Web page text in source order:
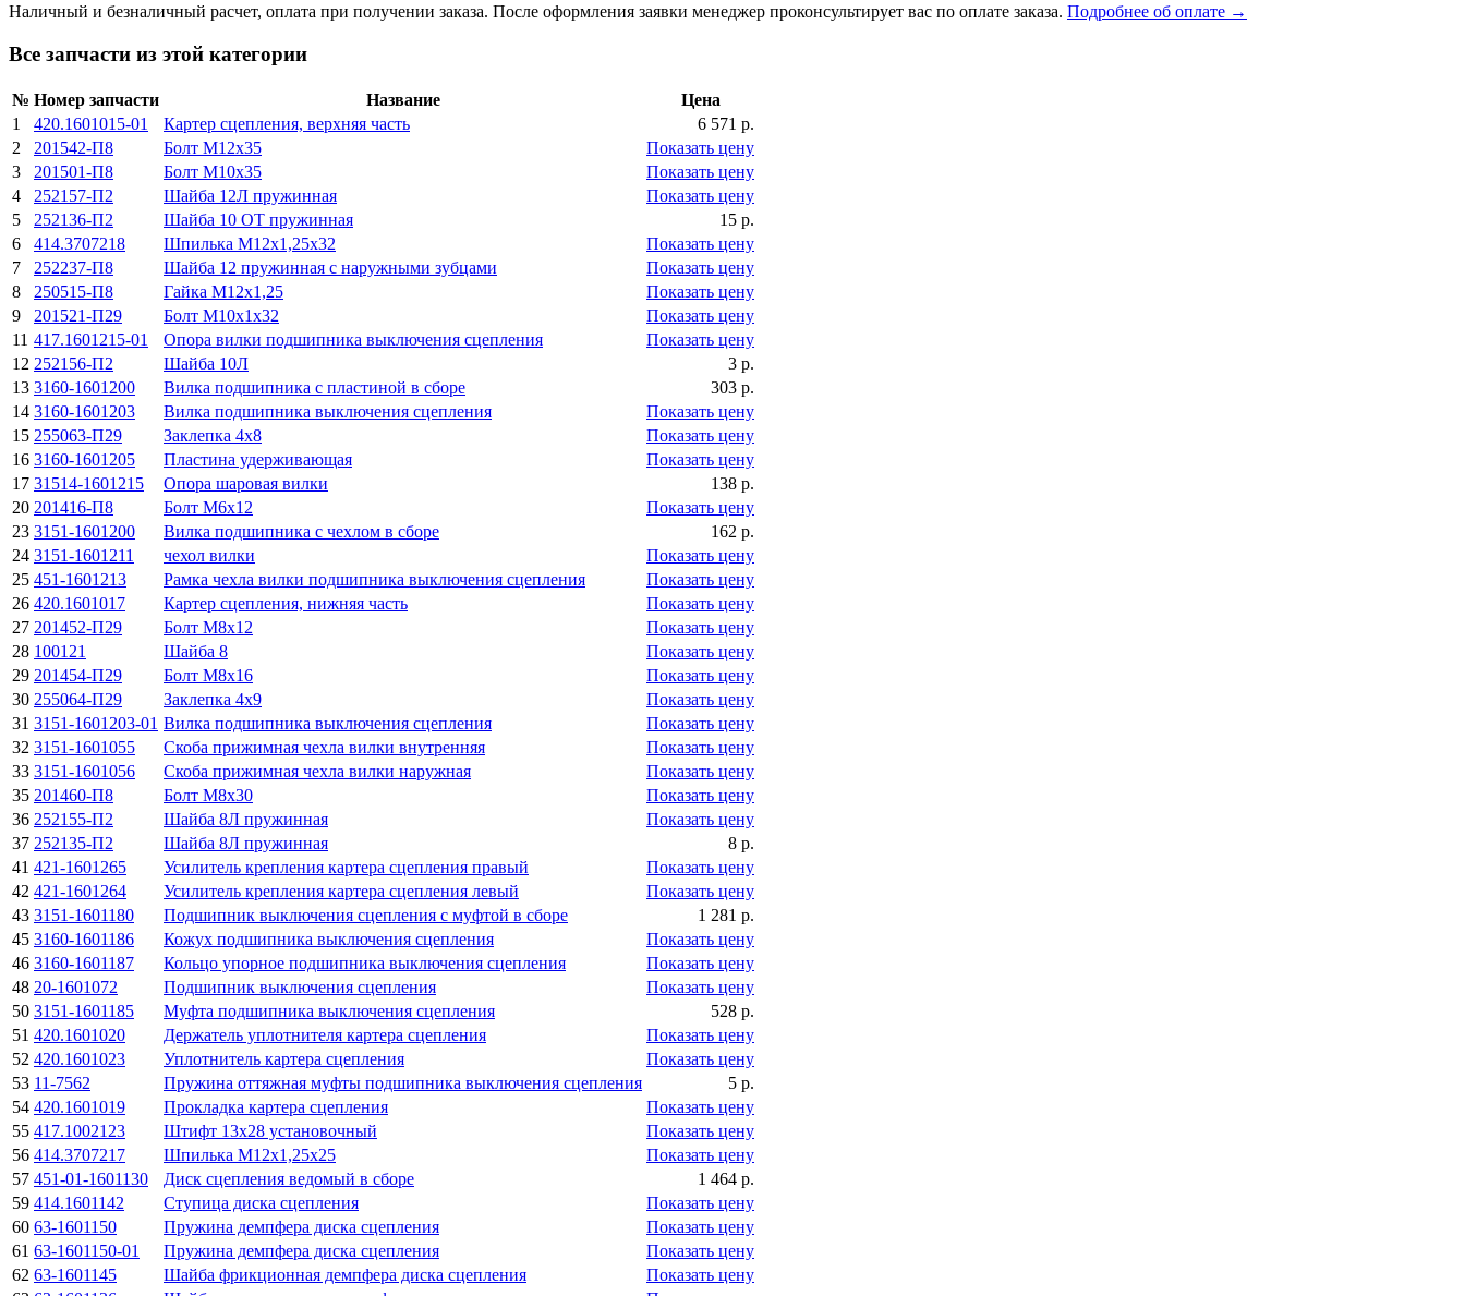
Наличный и безналичный расчет, оплата при получении заказа. После оформления заявки менеджер проконсультирует вас по оплате заказа. Подробнее об оплате →
Все запчасти из этой категории
№ Номер запчасти Название
Цена
1
420.1601015-01 Картер сцепления, верхняя часть
6 571 р.
2
201542-П8 Болт М12х35
Показать цену
3
201501-П8 Болт М10х35
Показать цену
4
252157-П2 Шайба 12Л пружинная
Показать цену
5
252136-П2 Шайба 10 ОТ пружинная
15 р.
6
414.3707218 Шпилька М12х1,25х32
Показать цену
7
252237-П8 Шайба 12 пружинная с наружными зубцами
Показать цену
8
250515-П8 Гайка М12х1,25
Показать цену
9
201521-П29 Болт М10х1х32
Показать цену
11 417.1601215-01 Опора вилки подшипника выключения сцепления
Показать цену
12 252156-П2 Шайба 10Л
3 р.
13 3160-1601200 Вилка подшипника с пластиной в сборе
303 р.
14 3160-1601203 Вилка подшипника выключения сцепления
Показать цену
15 255063-П29 Заклепка 4х8
Показать цену
16 3160-1601205 Пластина удерживающая
Показать цену
17 31514-1601215 Опора шаровая вилки
138 р.
20 201416-П8 Болт М6х12
Показать цену
23 3151-1601200 Вилка подшипника с чехлом в сборе
162 р.
24 3151-1601211 чехол вилки
Показать цену
25 451-1601213 Рамка чехла вилки подшипника выключения сцепления
Показать цену
26 420.1601017 Картер сцепления, нижняя часть
Показать цену
27 201452-П29 Болт М8х12
Показать цену
28 100121 Шайба 8
Показать цену
29 201454-П29 Болт М8х16
Показать цену
30 255064-П29 Заклепка 4х9
Показать цену
31 3151-1601203-01 Вилка подшипника выключения сцепления
Показать цену
32 3151-1601055 Скоба прижимная чехла вилки внутренняя
Показать цену
33 3151-1601056 Скоба прижимная чехла вилки наружная
Показать цену
35 201460-П8 Болт М8х30
Показать цену
36 252155-П2 Шайба 8Л пружинная
Показать цену
37 252135-П2 Шайба 8Л пружинная
8 р.
41 421-1601265 Усилитель крепления картера сцепления правый
Показать цену
42 421-1601264 Усилитель крепления картера сцепления левый
Показать цену
43 3151-1601180 Подшипник выключения сцепления с муфтой в сборе
1 281 р.
45 3160-1601186 Кожух подшипника выключения сцепления
Показать цену
46 3160-1601187 Кольцо упорное подшипника выключения сцепления
Показать цену
48 20-1601072 Подшипник выключения сцепления
Показать цену
50 3151-1601185 Муфта подшипника выключения сцепления
528 р.
51 420.1601020 Держатель уплотнителя картера сцепления
Показать цену
52 420.1601023 Уплотнитель картера сцепления
Показать цену
53 11-7562 Пружина оттяжная муфты подшипника выключения сцепления
5 р.
54 420.1601019 Прокладка картера сцепления
Показать цену
55 417.1002123 Штифт 13х28 установочный
Показать цену
56 414.3707217 Шпилька М12х1,25х25
Показать цену
57 451-01-1601130 Диск сцепления ведомый в сборе
1 464 р.
59 414.1601142 Ступица диска сцепления
Показать цену
60 63-1601150 Пружина демпфера диска сцепления
Показать цену
61 63-1601150-01 Пружина демпфера диска сцепления
Показать цену
62 63-1601145 Шайба фрикционная демпфера диска сцепления
Показать цену